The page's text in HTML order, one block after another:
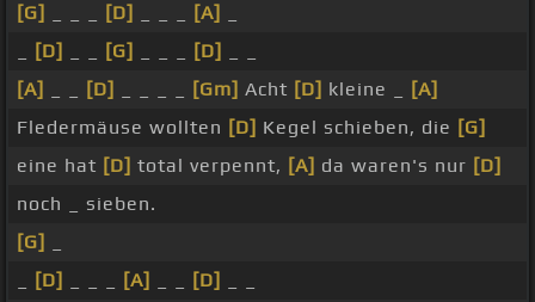
[G]
[D] [A]
[D] [G] [D]
[A]
[D] [Gm] Acht [D] kleine _
[A]
Fledermäuse wollten [D] Kegel schieben, die [G]
eine hat [D] total verpennt, [A] da waren's nur [D]
noch _ sieben.
[G]
[D] [A] [D]